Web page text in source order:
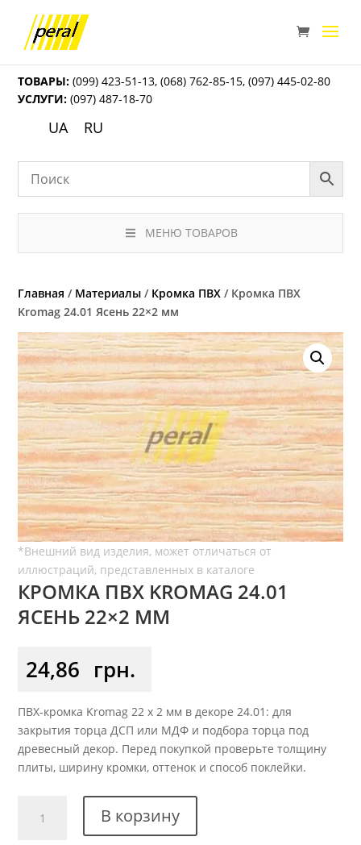
ТОВАРЫ: (099) 423-51-13,(068) 762-85-15,(097) 445-02-80
УСЛУГИ: (097) 487-18-70
UA RU
МЕНЮ ТОВАРОВ
Главная / Материалы / Кромка ПВХ / Кромка ПВХ
Kromag 24.01 Ясень 22×2 мм
КРОМКА ПВХ KROMAG 24.01
ЯСЕНЬ 22×2 ММ
24,86 грн.
ПВХ-кромка Kromag 22 x 2 мм в декоре 24.01: для
закрытия торца ДСП или МДФ и подбора торца под
древесный декор. Перед покупкой проверьте толщину
плиты, ширину кромки, оттенок и способ поклейки.
товара
В корзину